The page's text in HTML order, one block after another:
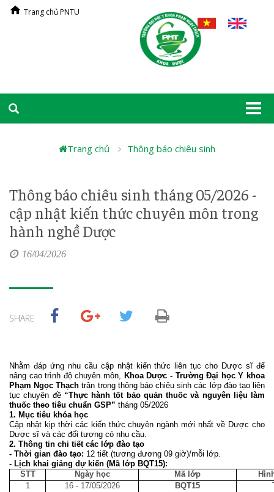
Trang chủ PNTU
Trang chủ Thông báo chiêu sinh
Thông báo chiêu sinh tháng 05/2026 -
cập nhật kiến thức chuyên môn trong
hành nghề Dược
16/04/2026
SHARE
Nhằm đáp ứng nhu cầu cập nhật kiến thức liên tục cho Dược sĩ để
nâng cao trình độ chuyên môn, Khoa Dược - Trường Đại học Y khoa
Phạm Ngọc Thạch trân trọng thông báo chiêu sinh các lớp đào tạo liên
tục chuyên đề “Thực hành tốt bảo quản thuốc và nguyên liệu làm
thuốc theo tiêu chuẩn GSP” tháng 05/2026
1. Mục tiêu khóa học
Cập nhật kịp thời các kiến thức chuyên ngành mới nhất về Dược cho
Dược sĩ và các đối tượng có nhu cầu.
2. Thông tin chi tiết các lớp đào tạo
- Thời gian đào tạo: 12 tiết (tương đương 09 giờ)/mỗi lớp.
- Lịch khai giảng dự kiến (Mã lớp BQT15):
STT
Ngày học Mã lớp
1
16 - 17/05/2026 BQT15